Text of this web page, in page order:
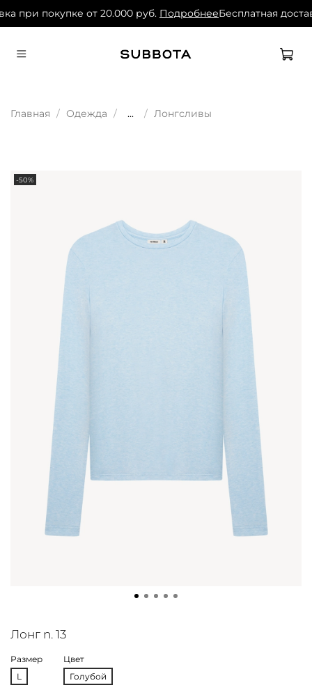
при покупке от 20.000 руб.ПодробнееБесплатная
Главная Одежда ... Лонгсливы
-50%
Лонг n. 13
Размер
L
Цвет
Голубой